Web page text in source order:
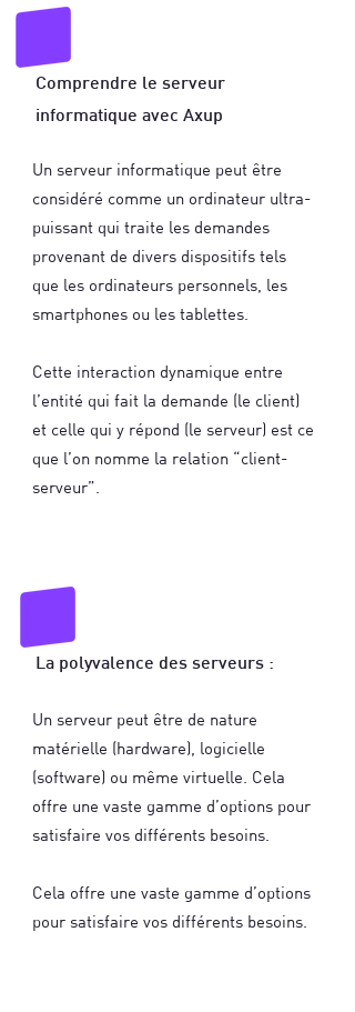
Comprendre le serveur
informatique avec Axup
Un serveur informatique peut être
considéré comme un ordinateur ultra-
puissant qui traite les demandes
provenant de divers dispositifs tels
que les ordinateurs personnels, les
smartphones ou les tablettes.
Cette interaction dynamique entre
l’entité qui fait la demande (le client)
et celle qui y répond (le serveur) est ce
que l’on nomme la relation “client-
serveur”.
La polyvalence des serveurs :
Un serveur peut être de nature
matérielle (hardware), logicielle
(software) ou même virtuelle. Cela
offre une vaste gamme d’options pour
satisfaire vos différents besoins.
Cela offre une vaste gamme d’options
pour satisfaire vos différents besoins.